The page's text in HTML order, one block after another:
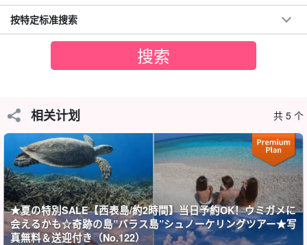
什么是峡谷漂流？
在清澈的溪流和岩石间穿梭，体验令人心跳加速的刺激和快感。与
朋友一起，您一定会留下难忘的回忆！
按特定标准搜索
相关计划 共 5 个
★夏の特別SALE【西表島/約2時間】当日予約OK！ウミガメに
会えるかも☆奇跡の島”バラス島”シュノーケリングツアー★写
真無料＆送迎付き（No.122）